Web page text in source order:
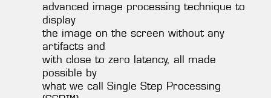
advanced image processing technique to
display
the image on the screen without any
artifacts and
with close to zero latency, all made
possible by
what we call Single Step Processing